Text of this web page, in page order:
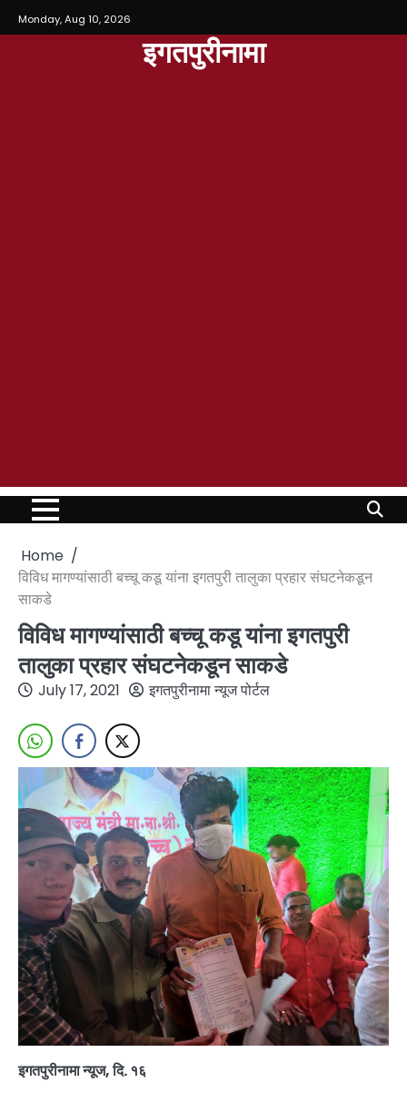
Monday, Aug 10, 2026
इगतपुरीनामा
Home
विविध मागण्यांसाठी बच्चू कडू यांना इगतपुरी तालुका प्रहार संघटनेकडून
साकडे
विविध मागण्यांसाठी बच्चू कडू यांना इगतपुरी
तालुका प्रहार संघटनेकडून साकडे
July 17, 2021 इगतपुरीनामा न्यूज पोर्टल
इगतपुरीनामा न्यूज, दि. १६